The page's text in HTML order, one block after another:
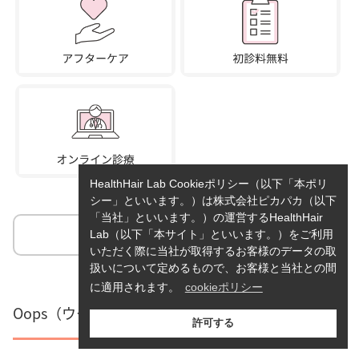
詳細を見る
Oops（ウープス） オンライン診療
HealthHair Lab Cookieポリシー（以下「本ポリ
シー」といいます。）は株式会社ピカパカ（以下
「当社」といいます。）の運営するHealthHair
Lab（以下「本サイト」といいます。）をご利用
いただく際に当社が取得するお客様のデータの取
扱いについて定めるもので、お客様と当社との間
に適用されます。
cookieポリシー
許可する